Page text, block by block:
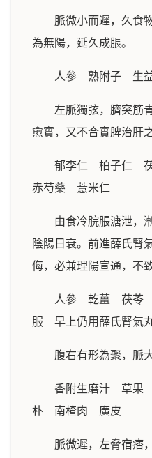
脈微小而遲，久食
為無陽，延久成脹。
人參 熟附子 生
左脈獨弦，臍突筋
愈實，又不合實脾治肝
郁李仁 柏子仁
赤芍藥 薏米仁
由食冷脘脹溏泄，
陰陽日衰。前進薛氏腎
侮，必兼理陽宣通，不
人參 乾薑 茯苓
服 早上仍用薛氏腎氣
腹右有形為聚，脈
香附生磨汁 草
朴 南楂肉 廣皮
脈微遲，左脅宿痞